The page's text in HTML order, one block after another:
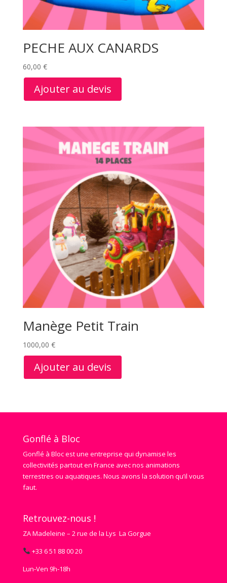
PECHE AUX CANARDS
60,00 €
Ajouter au devis
Manège Petit Train
1000,00 €
Ajouter au devis
Gonflé à Bloc
Gonflé à Bloc est une entreprise qui dynamise les
collectivités partout en France avec nos animations
terrestres ou aquatiques. Nous avons la solution qu’il vous
faut.
Retrouvez-nous !
ZA Madeleine – 2 rue de la Lys La Gorgue
+33 6 51 88 00 20
Lun‑Ven 9h‑18h